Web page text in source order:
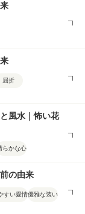
屈折
風水｜怖い花
らかな心
の由来
すい愛情優雅な装い